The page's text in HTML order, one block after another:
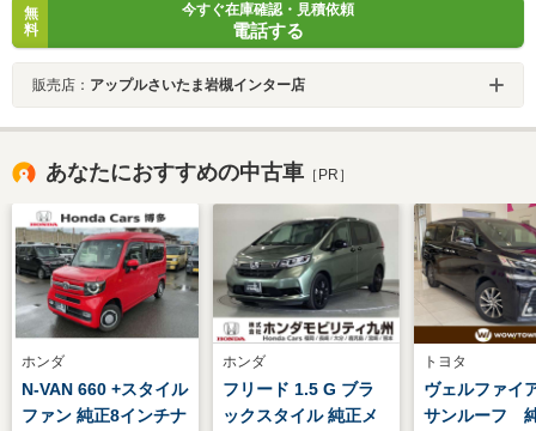
無
料
今すぐ在庫確認・見積依頼
電話する
販売店： アップルさいたま岩槻インター店
あなたにおすすめの中古車 ［PR］
ホンダ
N-VAN 660 +スタイル
ファン 純正8インチナ
ホンダ
フリード 1.5 G ブラ
ックスタイル 純正メ
トヨタ
ヴェルファイ
サンルーフ